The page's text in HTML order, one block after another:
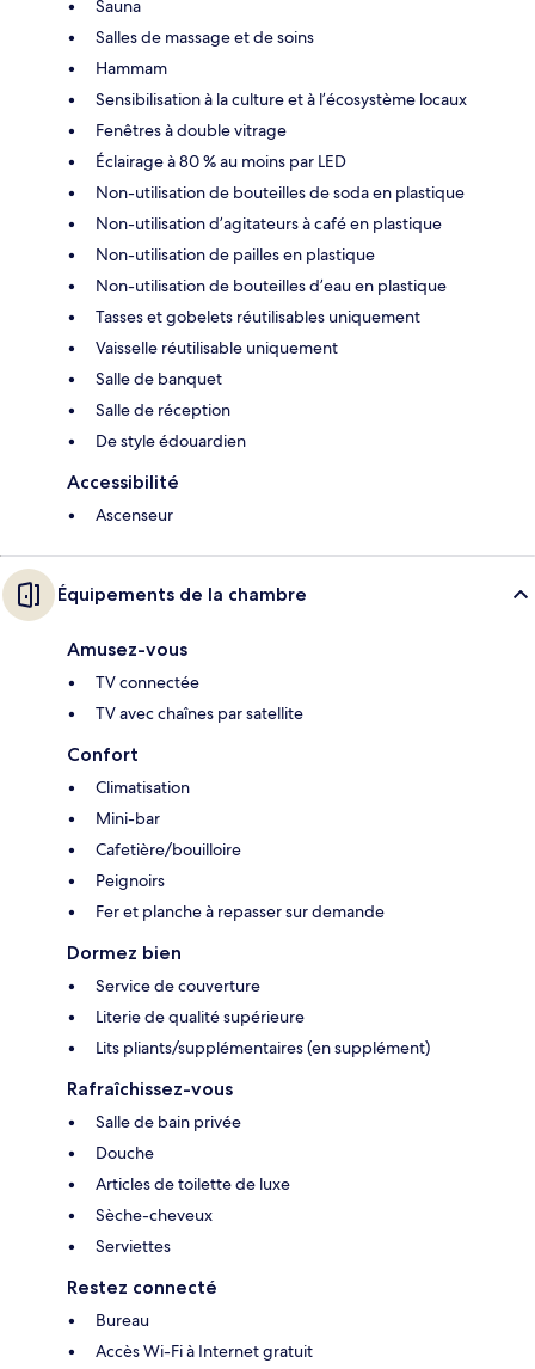
Sauna
Salles de massage et de soins
Hammam
Sensibilisation à la culture et à l’écosystème locaux
Fenêtres à double vitrage
Éclairage à 80 % au moins par LED
Non-utilisation de bouteilles de soda en plastique
Non-utilisation d’agitateurs à café en plastique
Non-utilisation de pailles en plastique
Non-utilisation de bouteilles d’eau en plastique
Tasses et gobelets réutilisables uniquement
Vaisselle réutilisable uniquement
Salle de banquet
Salle de réception
De style édouardien
Accessibilité
Ascenseur
Équipements de la chambre
Amusez-vous
TV connectée
TV avec chaînes par satellite
Confort
Climatisation
Mini-bar
Cafetière/bouilloire
Peignoirs
Fer et planche à repasser sur demande
Dormez bien
Service de couverture
Literie de qualité supérieure
Lits pliants/supplémentaires (en supplément)
Rafraîchissez-vous
Salle de bain privée
Douche
Articles de toilette de luxe
Sèche-cheveux
Serviettes
Restez connecté
Bureau
Accès Wi-Fi à Internet gratuit